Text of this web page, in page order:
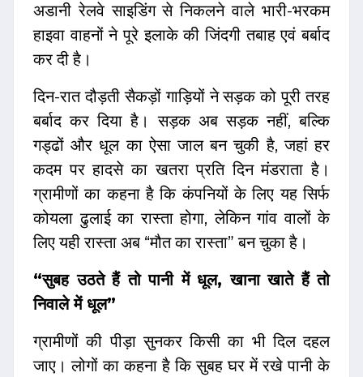
अडानी रेलवे साइडिंग से निकलने वाले भारी-भरकम
हाइवा वाहनों ने पूरे इलाके की जिंदगी तबाह एवं बर्बाद
कर दी है।
दिन-रात दौड़ती सैकड़ों गाड़ियों ने सड़क को पूरी तरह
बर्बाद कर दिया है। सड़क अब सड़क नहीं, बल्कि
गड्ढों और धूल का ऐसा जाल बन चुकी है, जहां हर
कदम पर हादसे का खतरा प्रति दिन मंडराता है।
ग्रामीणों का कहना है कि कंपनियों के लिए यह सिर्फ
कोयला ढुलाई का रास्ता होगा, लेकिन गांव वालों के
लिए यही रास्ता अब “मौत का रास्ता” बन चुका है।
“सुबह उठते हैं तो पानी में धूल, खाना खाते हैं तो
निवाले में धूल”
ग्रामीणों की पीड़ा सुनकर किसी का भी दिल दहल
जाए। लोगों का कहना है कि सुबह घर में रखे पानी के